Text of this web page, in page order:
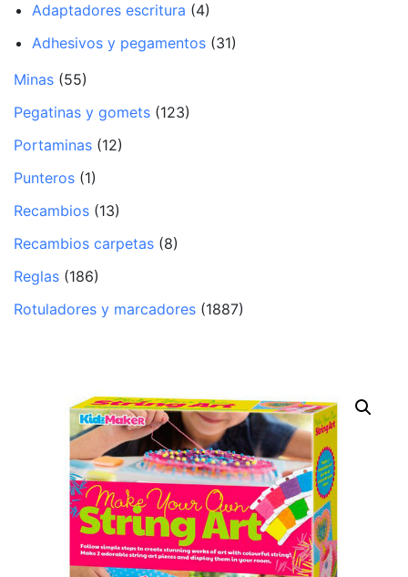
Adaptadores escritura (4)
Adhesivos y pegamentos (31)
Minas (55)
Pegatinas y gomets (123)
Portaminas (12)
Punteros (1)
Recambios (13)
Recambios carpetas (8)
Reglas (186)
Rotuladores y marcadores (1887)